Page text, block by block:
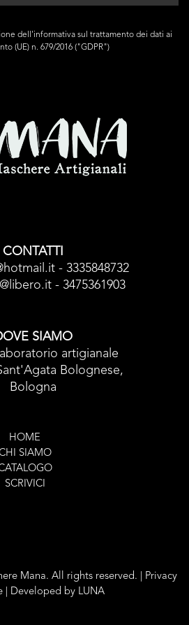
dell'informativa sul trattamento dei dati ai
(UE) n. 679/2016 ("GDPR")
CONTATTI
- 3335848732
- 3475361903
SIAMO
artigianale
Bolognese,
Bologna
HOME
SIAMO
SCRIVICI
Mana. All rights reserved. |
Privacy
| Developed by LUNA